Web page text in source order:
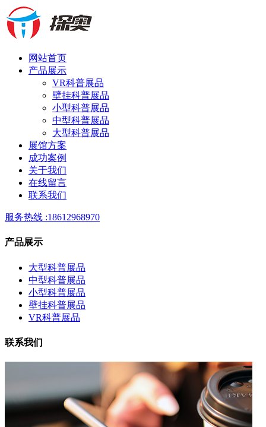
网站首页
产品展示
VR科普展品
壁挂科普展品
小型科普展品
中型科普展品
大型科普展品
展馆方案
成功案例
关于我们
在线留言
联系我们
服务热线 :18612968970
产品展示
大型科普展品
中型科普展品
小型科普展品
壁挂科普展品
VR科普展品
联系我们